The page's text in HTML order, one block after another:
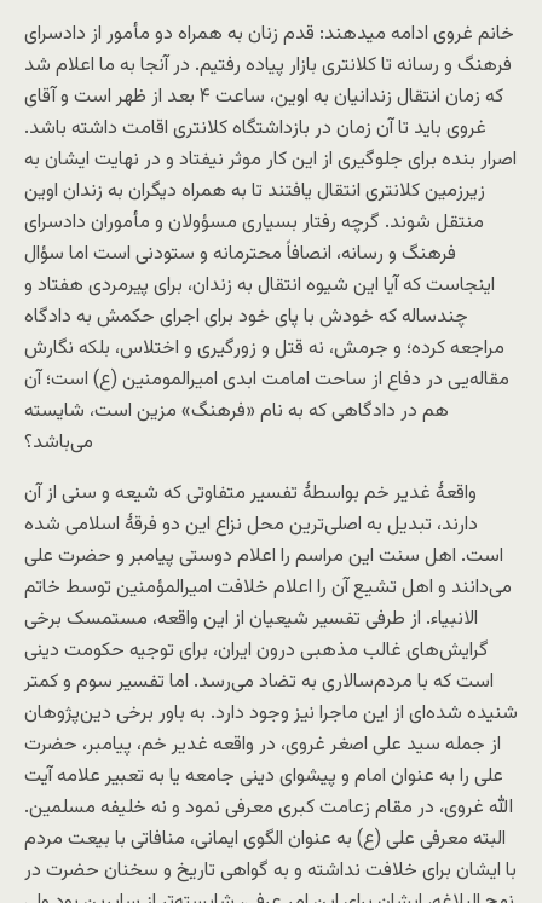
خانم غروی ادامه میدهند: قدم زنان به همراه دو مأمور از دادسرای
فرهنگ و رسانه تا کلانتری بازار پیاده رفتیم. در آنجا به ما اعلام شد
که زمان انتقال زندانیان به اوین، ساعت ۴ بعد از ظهر است و آقای
غروی باید تا آن زمان در بازداشتگاه کلانتری اقامت داشته باشد.
اصرار بنده برای جلوگیری از این کار موثر نیفتاد و در نهایت ایشان به
زیرزمین کلانتری انتقال یافتند تا به همراه دیگران به زندان اوین
منتقل شوند. گرچه رفتار بسیاری مسؤولان و مأموران دادسرای
فرهنگ و رسانه، انصافاً محترمانه و ستودنی است اما سؤال
اینجاست که آیا این شیوه انتقال به زندان، برای پیرمردی هفتاد و
چندساله که خودش با پای خود برای اجرای حکمش به دادگاه
مراجعه کرده؛ و جرمش، نه قتل و زورگیری و اختلاس، بلکه نگارش
مقاله‌یی در دفاع از ساحت امامت ابدی امیرالمومنین (ع) است؛ آن
هم در دادگاهی که به نام «فرهنگ» مزین است، شایسته
می‌باشد؟
واقعۀ غدیر خم بواسطۀ تفسیر متفاوتی که شیعه و سنی از آن
دارند، تبدیل به اصلی‌ترین محل نزاع این دو فرقۀ اسلامی شده
است. اهل سنت این مراسم را اعلام دوستی پیامبر و حضرت علی
می‌دانند و اهل تشیع آن را اعلام خلافت امیرالمؤمنین توسط خاتم
الانبیاء. از طرفی تفسیر شیعیان از این واقعه، مستمسک برخی
گرایش‌های غالب مذهبی درون ایران، برای توجیه حکومت دینی
است که با مردم‌سالاری به تضاد می‌رسد. اما تفسیر سوم و کمتر
شنیده ‌شده‌ای از این ماجرا نیز وجود دارد. به باور برخی دین‌پژوهان
از جمله سید علی اصغر غروی، در واقعه غدیر خم، پیامبر، حضرت
علی را به عنوان امام و پیشوای دینی جامعه یا به تعبیر علامه آیت
الله غروی، در مقام زعامت کبری معرفی نمود و نه خلیفه مسلمین.
البته معرفی علی (ع) به عنوان الگوی ایمانی، منافاتی با بیعت مردم
با ایشان برای خلافت نداشته و به گواهی تاریخ و سخنان حضرت در